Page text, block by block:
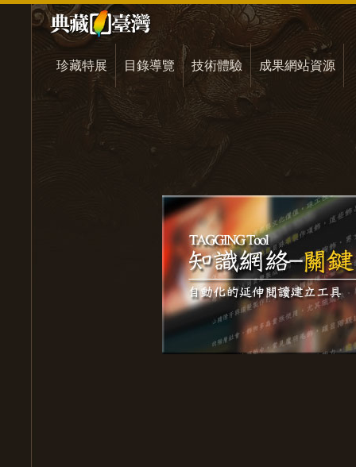
珍藏特展 目錄導覽 技術體驗 成果網站資源